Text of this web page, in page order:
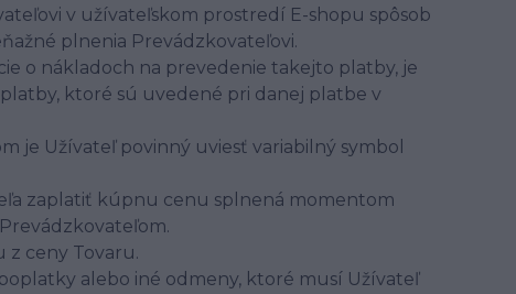
v užívateľskom prostredí E-shopu spôsob
plnenia Prevádzkovateľovi.
o nákladoch na prevedenie takejto platby, je
ktoré sú uvedené pri danej platbe v
je Užívateľ povinný uviesť variabilný symbol
zaplatiť kúpnu cenu splnená momentom
z ceny Tovaru.
alebo iné odmeny, ktoré musí Užívateľ